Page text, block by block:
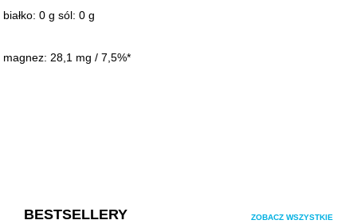
białko: 0 g sól: 0 g
magnez: 28,1 mg / 7,5%*
Pomiń galerię produktów
BESTSELLERY ZOBACZ WSZYSTKIE